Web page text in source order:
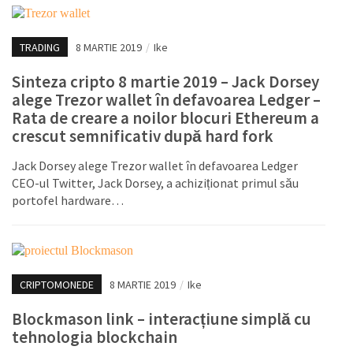
TRADING 8 MARTIE 2019 / Ike
Sinteza cripto 8 martie 2019 – Jack Dorsey
alege Trezor wallet în defavoarea Ledger –
Rata de creare a noilor blocuri Ethereum a
crescut semnificativ după hard fork
Jack Dorsey alege Trezor wallet în defavoarea Ledger
CEO-ul Twitter, Jack Dorsey, a achiziționat primul său
portofel hardware…
CRIPTOMONEDE 8 MARTIE 2019 / Ike
Blockmason link – interacțiune simplă cu
tehnologia blockchain